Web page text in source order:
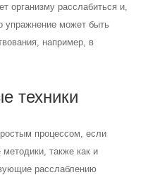
организму расслабиться и,
упражнение может быть
например, в
техники
процессом, если
также как и
расслаблению